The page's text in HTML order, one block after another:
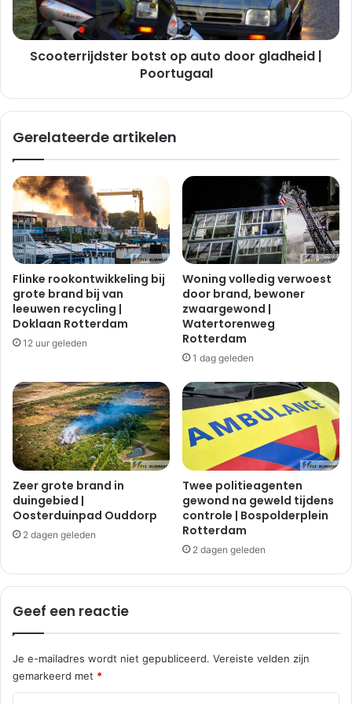
e
n
w
n
i
r
a
k
w
n
i
n
|
e
l
l
e
v
o
e
t
s
l
r
r
i
r
t
t
o
p
u
t
o
r
g
l
a
d
h
e
i
d
|
t
u
a
a
l
Scooterrijdster botst op auto door gladheid |
Poortugaal
Gerelateerde artikelen
Flinke rookontwikkeling bij
grote brand bij van
leeuwen recycling |
Doklaan Rotterdam
12 uur geleden
Woning volledig verwoest
door brand, bewoner
zwaargewond |
Watertorenweg
Rotterdam
1 dag geleden
Zeer grote brand in
duingebied |
Oosterduinpad Ouddorp
2 dagen geleden
Twee politieagenten
gewond na geweld tijdens
controle | Bospolderplein
Rotterdam
2 dagen geleden
Geef een reactie
Je e-mailadres wordt niet gepubliceerd. Vereiste velden zijn
gemarkeerd met *